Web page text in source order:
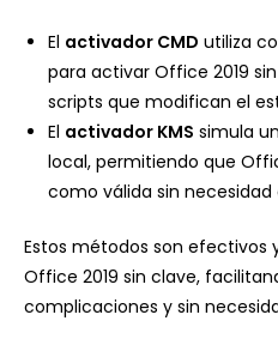
El activador CMD utiliza
para activar Office 2019
scripts que modifican el
El activador KMS simula
local, permitiendo que
como válida sin
Estos métodos son efectivos
Office 2019 sin clave,
complicaciones y sin